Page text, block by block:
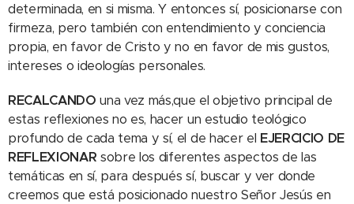
determinada, en si misma. Y entonces sí, posicionarse con
firmeza, pero también con entendimiento y conciencia
propia, en favor de Cristo y no en favor de mis gustos,
intereses o ideologías personales.
RECALCANDOuna vez más,que el objetivo principal de
estas reflexiones no es, hacer un estudio teológico
profundo de cada tema y sí, el de hacer el EJERCICIO DE
REFLEXIONAR sobre los diferentes aspectos de las
temáticas en sí, para después sí, buscar y ver donde
creemos que está posicionado nuestro Señor Jesús en